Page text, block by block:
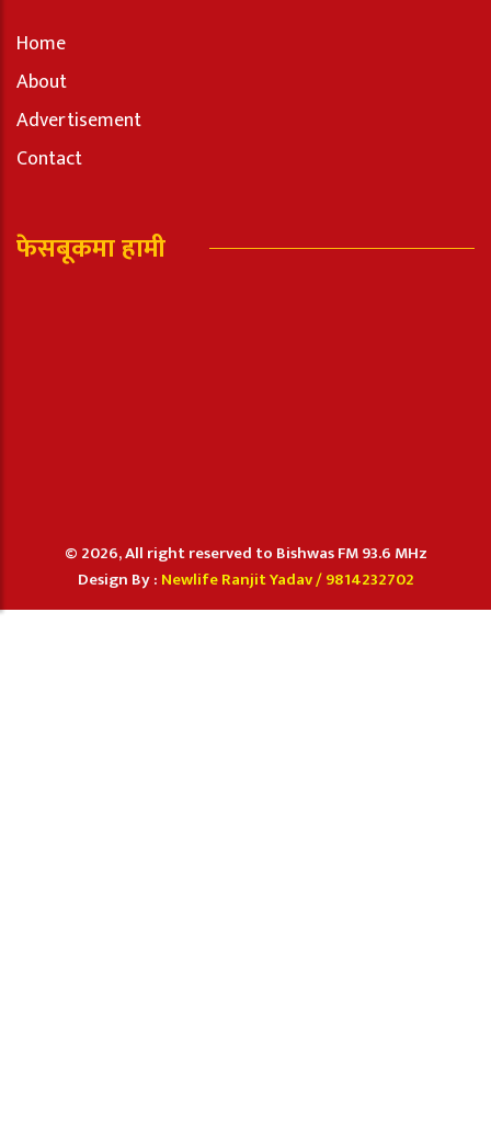
Home
About
Advertisement
Contact
फेसबूकमा हामी
© 2026, All right reserved to Bishwas FM 93.6 MHz
Design By : Newlife Ranjit Yadav /9814232702